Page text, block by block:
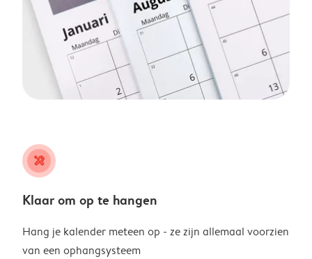
tools
Klaar om op te hangen
Hang je kalender meteen op - ze zijn allemaal voorzien
van een ophangsysteem